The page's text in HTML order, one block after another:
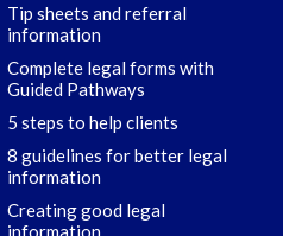
Tip sheets and referral
information
Complete legal forms with
Guided Pathways
5 steps to help clients
8 guidelines for better legal
information
Creating good legal
information